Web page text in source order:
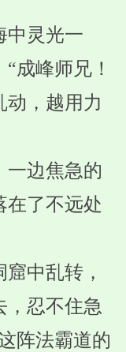
灵光一
成峰师兄！
动，越用力
边焦急的
在了不远处
中乱转，
，忍不住急
阵法霸道的